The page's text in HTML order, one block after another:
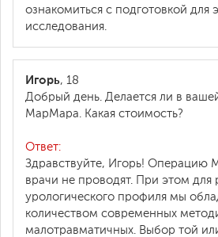
ознакомиться с подготовкой для
исследования.
Игорь, 18
Добрый день. Делается ли в
МарМара. Какая стоимость?
Ответ:
Здравствуйте, Игорь! Операцию
врачи не проводят. При этом
урологического профиля мы
количеством современных
малотравматичных. Выбор той